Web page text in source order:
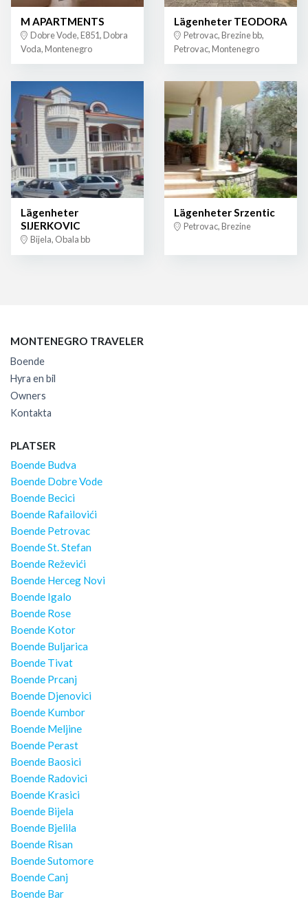
M APARTMENTS
Dobre Vode, E851, Dobra
Voda, Montenegro
Lägenheter TEODORA
Petrovac, Brezine bb,
Petrovac, Montenegro
Lägenheter
SIJERKOVIC
Bijela, Obala bb
Lägenheter Srzentic
Petrovac, Brezine
MONTENEGRO TRAVELER
Boende
Hyra en bil
Owners
Kontakta
PLATSER
Boende Budva
Boende Dobre Vode
Boende Becici
Boende Rafailovići
Boende Petrovac
Boende St. Stefan
Boende Reževići
Boende Herceg Novi
Boende Igalo
Boende Rose
Boende Kotor
Boende Buljarica
Boende Tivat
Boende Prcanj
Boende Djenovici
Boende Kumbor
Boende Meljine
Boende Perast
Boende Baosici
Boende Radovici
Boende Krasici
Boende Bijela
Boende Bjelila
Boende Risan
Boende Sutomore
Boende Canj
Boende Bar